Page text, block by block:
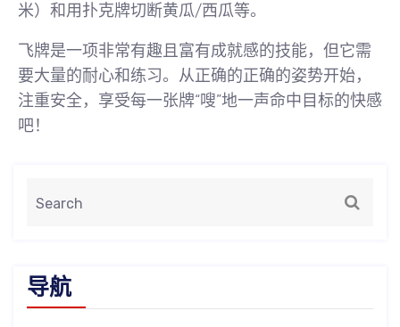
米）和用扑克牌切断黄瓜/西瓜等。
飞牌是一项非常有趣且富有成就感的技能，但它需
要大量的耐心和练习。从正确的正确的姿势开始，
注重安全，享受每一张牌“嗖”地一声命中目标的快感
吧！
导航